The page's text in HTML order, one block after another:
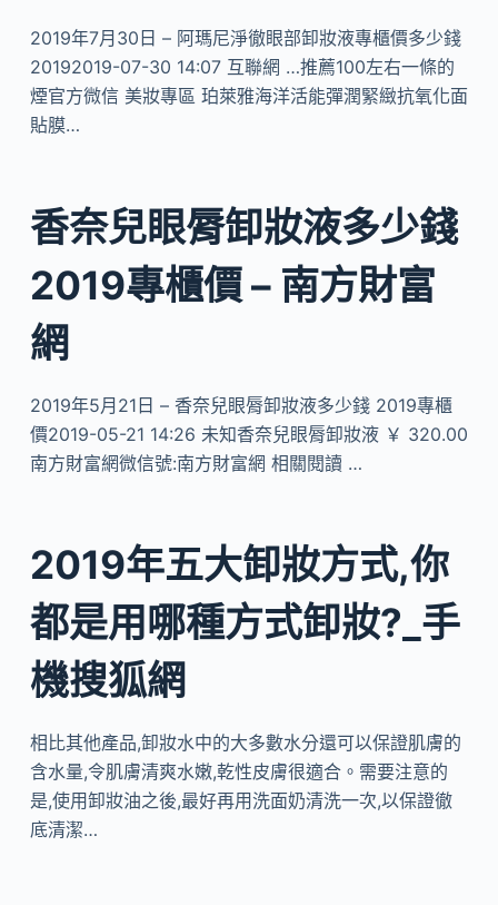
2019年7月30日 – 阿瑪尼淨徹眼部卸妝液專櫃價多少錢
20192019-07-30 14:07 互聯網 …推薦100左右一條的
煙官方微信 美妝專區 珀萊雅海洋活能彈潤緊緻抗氧化面
貼膜…
香奈兒眼脣卸妝液多少錢
2019專櫃價 – 南方財富
網
2019年5月21日 – 香奈兒眼脣卸妝液多少錢 2019專櫃
價2019-05-21 14:26 未知香奈兒眼脣卸妝液 ￥ 320.00
南方財富網微信號:南方財富網 相關閱讀 …
2019年五大卸妝方式,你
都是用哪種方式卸妝?_手
機搜狐網
相比其他產品,卸妝水中的大多數水分還可以保證肌膚的
含水量,令肌膚清爽水嫩,乾性皮膚很適合。需要注意的
是,使用卸妝油之後,最好再用洗面奶清洗一次,以保證徹
底清潔…